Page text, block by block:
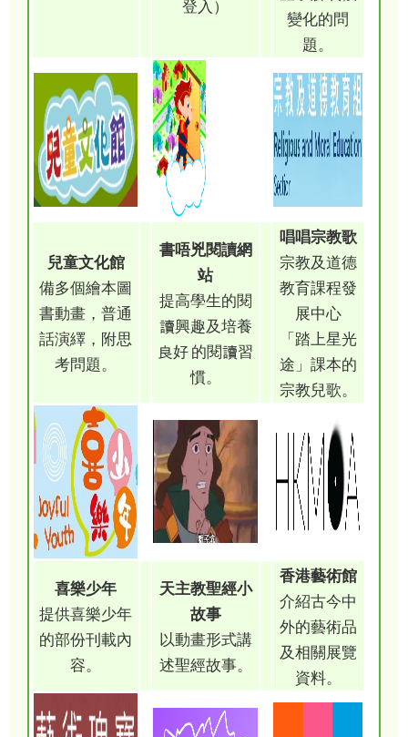
登入）
變化的問
題。
兒童文化館
備多個繪本圖
書動畫，普通
話演繹，附思
考問題。
書唔兇閱讀網
站
提高學生的閱
讀興趣及培養
良好 的閱讀習
慣。
唱唱宗教歌
宗教及道德
教育課程發
展中心
「踏上星光
途」課本的
宗教兒歌。
喜樂少年
提供喜樂少年
的部份刊載內
容。
天主教聖經小
故事
以動畫形式講
述聖經故事。
香港藝術館
介紹古今中
外的藝術品
及相關展覽
資料。